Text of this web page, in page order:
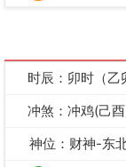
时辰：卯时（乙
冲煞：冲鸡(己
神位：财神-东